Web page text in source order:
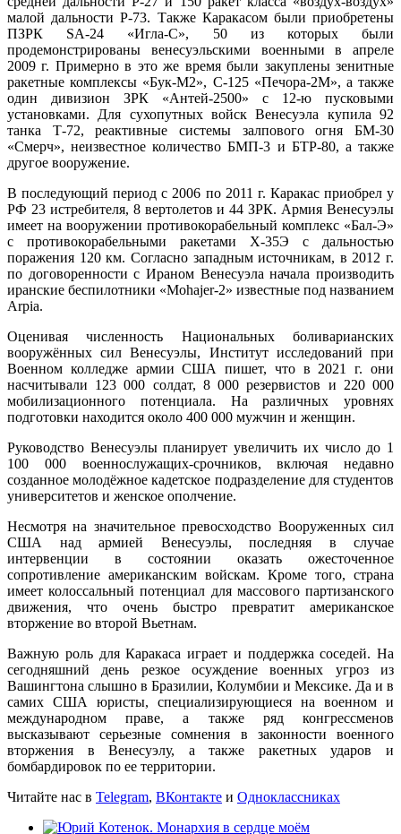
малой дальности Р-73. Также Каракасом были приобретены
ПЗРК SA-24 «Игла-С», 50 из которых были
продемонстрированы венесуэльскими военными в апреле
2009 г. Примерно в это же время были закуплены зенитные
ракетные комплексы «Бук-М2», С-125 «Печора-2М», а также
один дивизион ЗРК «Антей-2500» с 12-ю пусковыми
установками. Для сухопутных войск Венесуэла купила 92
танка Т-72, реактивные системы залпового огня БМ-30
«Смерч», неизвестное количество БМП-3 и БТР-80, а также
другое вооружение.
В последующий период с 2006 по 2011 г. Каракас приобрел у
РФ 23 истребителя, 8 вертолетов и 44 ЗРК. Армия Венесуэлы
имеет на вооружении противокорабельный комплекс «Бал-Э»
с противокорабельными ракетами Х-35Э с дальностью
поражения 120 км. Согласно западным источникам, в 2012 г.
по договоренности с Ираном Венесуэла начала производить
иранские беспилотники «Mohajer-2» известные под названием
Arpia.
Оценивая численность Национальных боливарианских
вооружённых сил Венесуэлы, Институт исследований при
Военном колледже армии США пишет, что в 2021 г. они
насчитывали 123 000 солдат, 8 000 резервистов и 220 000
мобилизационного потенциала. На различных уровнях
подготовки находится около 400 000 мужчин и женщин.
Руководство Венесуэлы планирует увеличить их число до 1
100 000 военнослужащих-срочников, включая недавно
созданное молодёжное кадетское подразделение для студентов
университетов и женское ополчение.
Несмотря на значительное превосходство Вооруженных сил
США над армией Венесуэлы, последняя в случае
интервенции в состоянии оказать ожесточенное
сопротивление американским войскам. Кроме того, страна
имеет колоссальный потенциал для массового партизанского
движения, что очень быстро превратит американское
вторжение во второй Вьетнам.
Важную роль для Каракаса играет и поддержка соседей. На
сегодняшний день резкое осуждение военных угроз из
Вашингтона слышно в Бразилии, Колумбии и Мексике. Да и в
самих США юристы, специализирующиеся на военном и
международном праве, а также ряд конгрессменов
высказывают серьезные сомнения в законности военного
вторжения в Венесуэлу, а также ракетных ударов и
бомбардировок по ее территории.
Читайте нас в Telegram, ВКонтакте и Одноклассниках